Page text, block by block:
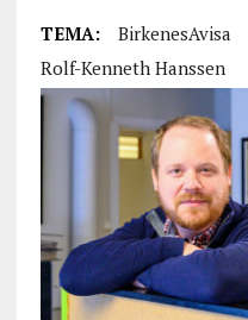
TEMA: BirkenesAvisa
Rolf-Kenneth Hanssen